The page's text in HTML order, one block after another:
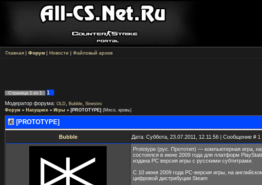
Главная | Форум | Новости | Файловый архив
Страница 1 из 1
1
Модератор форума: OLD Bubble Sinestro
Форум » Насущное » Игры » [PROTOTYPE] (Мясо, кровь)
[PROTOTYPE]
Bubble Дата: Суббота, 23.07.2011, 12.11.56 | Сообщение # 1
Prototype (рус. Прототип) — компьютерная игра,
состоялся в июне 2009 года для платформ
издана PC версия игры с русскими субтитрами.
С 10 июня 2009 года PC-версия игры, на
цифровой дистрибуции Steam